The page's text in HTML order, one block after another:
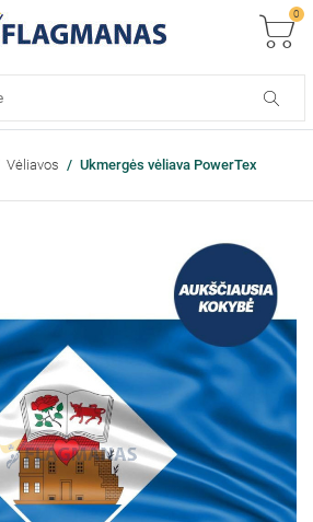
0
Vėliavos Ukmergės vėliava PowerTex